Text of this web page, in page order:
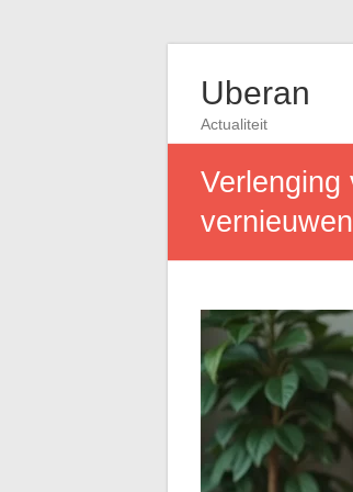
Uberan
Actualiteit
Verlenging